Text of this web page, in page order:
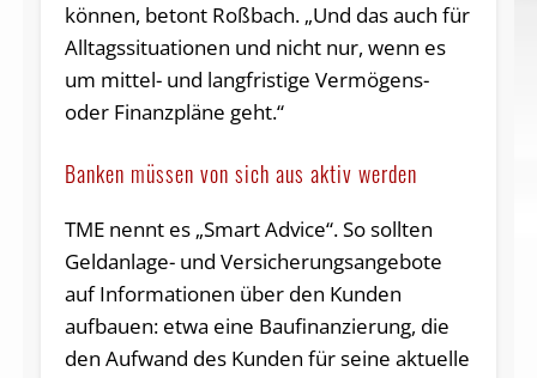
können, betont Roßbach. „Und das auch für
Alltagssituationen und nicht nur, wenn es
um mittel- und langfristige Vermögens-
oder Finanzpläne geht.“
Banken müssen von sich aus aktiv werden
TME nennt es „Smart Advice“. So sollten
Geldanlage- und Versicherungsangebote
auf Informationen über den Kunden
aufbauen: etwa eine Baufinanzierung, die
den Aufwand des Kunden für seine aktuelle